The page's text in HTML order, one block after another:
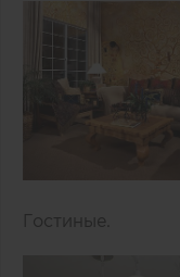
Гостиные.